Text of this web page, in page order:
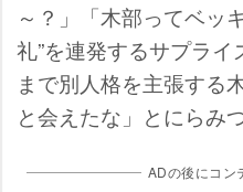
～？」「木部ってベッ
礼”を連発するサプライ
まで別人格を主張する
と会えたな」とにらみ
ADの後にコン